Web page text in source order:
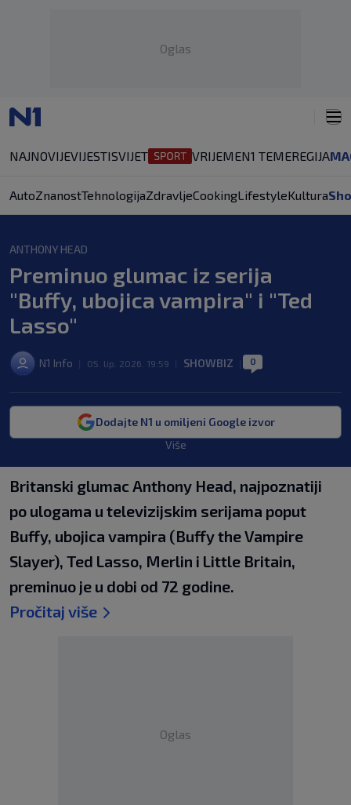
Oglas
NAJNOVIJEVIJESTISVIJET VRIJEMEN1 TEMEREGIJA
AutoZnanostTehnologijaZdravljeCookingLifestyleKultura
ANTHONY HEAD
Preminuo glumac iz serija
"Buffy, ubojica vampira" i "Ted
Lasso"
N1 Info 05. lip. 2026. 19:59 SHOWBIZ 0
Dodajte N1 u omiljeni Google izvor
Više
Britanski glumac Anthony Head, najpoznatiji
po ulogama u televizijskim serijama poput
Buffy, ubojica vampira (Buffy the Vampire
Slayer), Ted Lasso, Merlin i Little Britain,
preminuo je u dobi od 72 godine.
Pročitaj više
Oglas